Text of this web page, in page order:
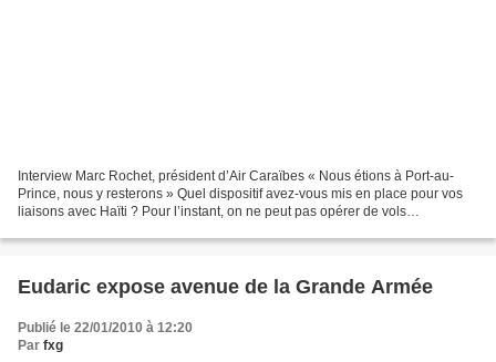
Interview Marc Rochet, président d’Air Caraïbes « Nous étions à Port-au-
Prince, nous y resterons » Quel dispositif avez-vous mis en place pour vos
liaisons avec Haïti ? Pour l’instant, on ne peut pas opérer de vols
Eudaric expose avenue de la Grande Armée
Publié le 22/01/2010 à 12:20
Par fxg